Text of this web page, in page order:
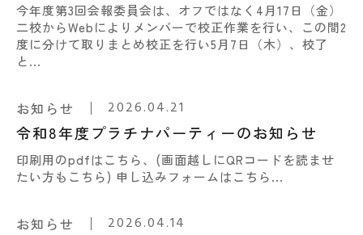
今年度第3回会報委員会は、オフではなく4月17日（金）
二校からWebによりメンバーで校正作業を行い、この間2
度に分けて取りまとめ校正を行い5月7日（木）、校了
と...
お知らせ
2026.04.21
令和8年度プラチナパーティーのお知らせ
印刷用のpdfはこちら、(画面越しにQRコードを読ませ
たい方もこちら) 申し込みフォームはこちら...
お知らせ
2026.04.14